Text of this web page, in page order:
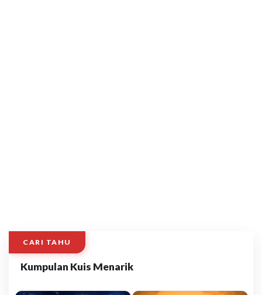
CARI TAHU
Kumpulan Kuis Menarik